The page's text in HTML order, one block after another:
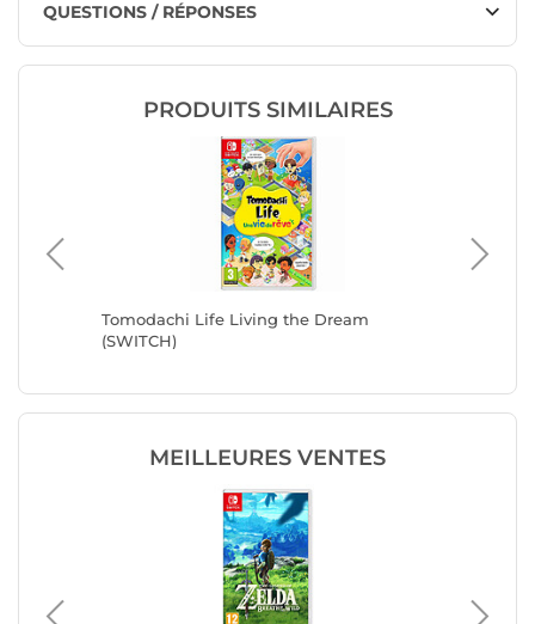
QUESTIONS / RÉPONSES
PRODUITS SIMILAIRES
Tomodachi Life Living the Dream
(SWITCH)
MEILLEURES VENTES